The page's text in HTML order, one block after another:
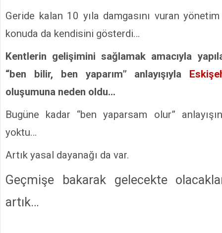
Geride kalan 10 yıla damgasını vuran
konuda da kendisini gösterdi…
Kentlerin gelişimini sağlamak amacıyla
“ben bilir, ben yaparım” anlayışıyla
oluşumuna neden oldu…
Bugüne kadar “ben yaparsam olur”
yoktu…
Artık yasal dayanağı da var.
Geçmişe bakarak gelecekte
artık…